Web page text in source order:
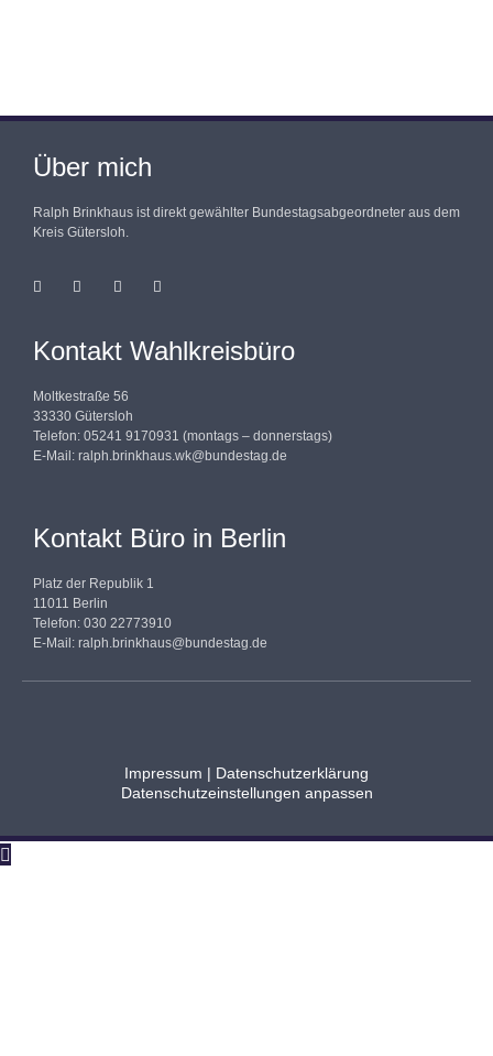
Über mich
Ralph Brinkhaus ist direkt gewählter Bundestagsabgeordneter aus dem
Kreis Gütersloh.
Kontakt Wahlkreisbüro
Moltkestraße 56
33330 Gütersloh
Telefon: 05241 9170931 (montags – donnerstags)
E-Mail: ralph.brinkhaus.wk@bundestag.de
Kontakt Büro in Berlin
Platz der Republik 1
11011 Berlin
Telefon: 030 22773910
E-Mail: ralph.brinkhaus@bundestag.de
Impressum | Datenschutzerklärung
Datenschutzeinstellungen anpassen